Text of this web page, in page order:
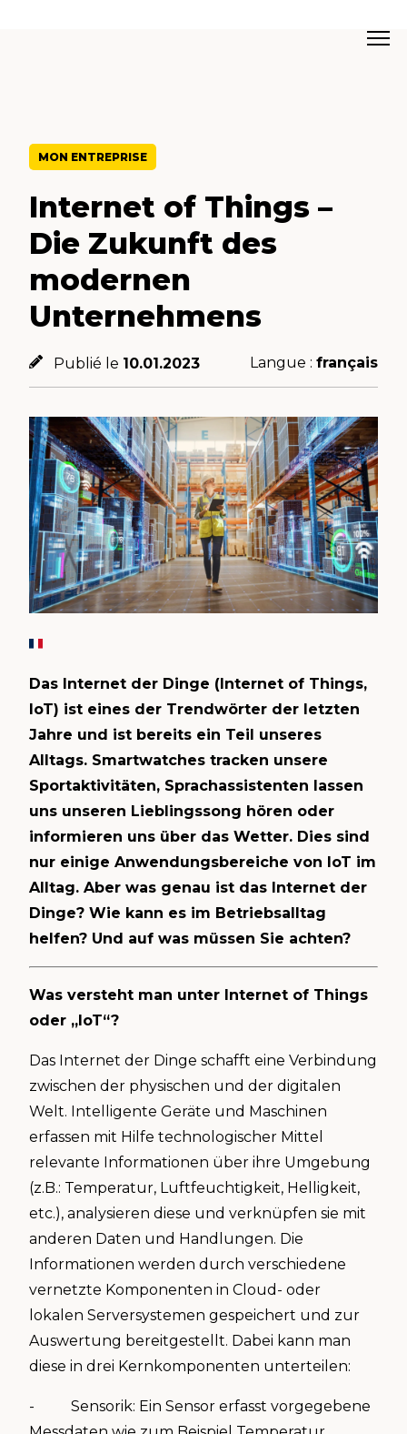
MON ENTREPRISE
Internet of Things –
Die Zukunft des
modernen
Unternehmens
Publié le 10.01.2023 Langue : français
Das Internet der Dinge (Internet of Things,
IoT) ist eines der Trendwörter der letzten
Jahre und ist bereits ein Teil unseres
Alltags. Smartwatches tracken unsere
Sportaktivitäten, Sprachassistenten lassen
uns unseren Lieblingssong hören oder
informieren uns über das Wetter. Dies sind
nur einige Anwendungsbereiche von IoT im
Alltag. Aber was genau ist das Internet der
Dinge? Wie kann es im Betriebsalltag
helfen? Und auf was müssen Sie achten?
Was versteht man unter Internet of Things
oder „IoT“?
Das Internet der Dinge schafft eine Verbindung
zwischen der physischen und der digitalen
Welt. Intelligente Geräte und Maschinen
erfassen mit Hilfe technologischer Mittel
relevante Informationen über ihre Umgebung
(z.B.: Temperatur, Luftfeuchtigkeit, Helligkeit,
etc.), analysieren diese und verknüpfen sie mit
anderen Daten und Handlungen. Die
Informationen werden durch verschiedene
vernetzte Komponenten in Cloud- oder
lokalen Serversystemen gespeichert und zur
Auswertung bereitgestellt. Dabei kann man
diese in drei Kernkomponenten unterteilen:
- Sensorik: Ein Sensor erfasst vorgegebene